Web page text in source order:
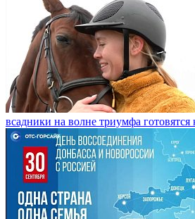
всадники на волне триумфа